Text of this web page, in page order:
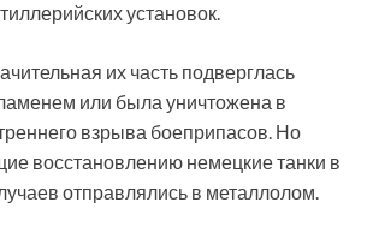
установок.
их часть подверглась
или была уничтожена в
взрыва боеприпасов. Но
восстановлению немецкие танки в
отправлялись в металлолом.